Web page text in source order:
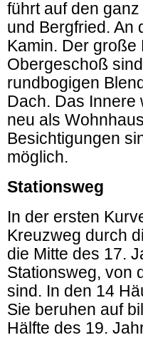
führt auf den
und Bergfried. An
Kamin. Der große
Obergeschoß
rundbogigen
Dach. Das Innere
neu als
Besichtigungen
möglich.
Stationsweg
In der ersten
Kreuzweg durch
die Mitte des 17.
Stationsweg, von
sind. In den 14
Sie beruhen auf
Hälfte des 19.